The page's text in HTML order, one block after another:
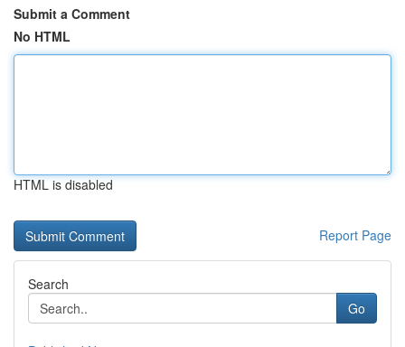
Submit a Comment
No HTML
HTML is disabled
Report Page
Search
Go